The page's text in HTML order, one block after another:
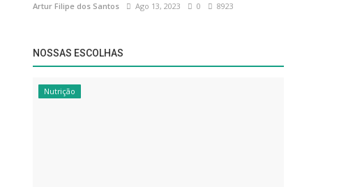
Artur Filipe dos Santos Ago 13, 2023 0 8923
NOSSAS ESCOLHAS
Nutrição